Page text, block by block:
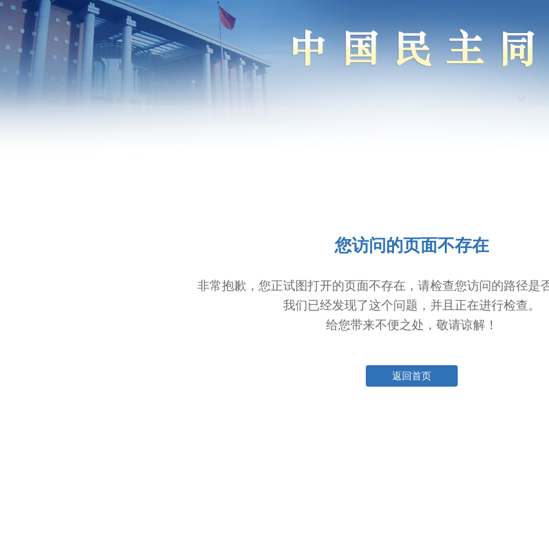
您访问的页面不存在
非常抱歉，您正试图打开的页面不存在，请检查您访问的路径是
我们已经发现了这个问题，并且正在进行检查。
给您带来不便之处，敬请谅解！
返回首页